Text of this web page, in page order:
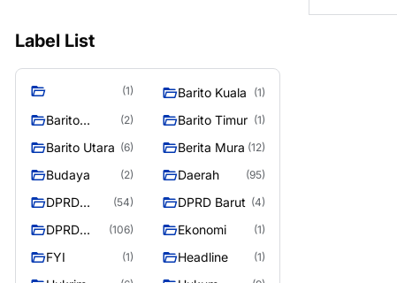
Label List
(1) Barito Kuala (1)
Barito
(2) Barito Timur (1)
Barito Utara (6) Berita Mura (12)
Budaya (2) Daerah (95)
DPRD
Utara
(54) DPRD Barut (4)
DPRD
Raya
(106) Ekonomi (1)
FYI (1) Headline (1)